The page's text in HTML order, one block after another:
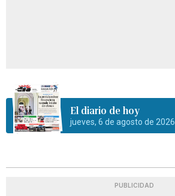
El diario de hoy
jueves, 6 de agosto de 2026
PUBLICIDAD